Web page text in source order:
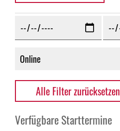
Alle Filter zurücksetzen
Verfügbare Starttermine